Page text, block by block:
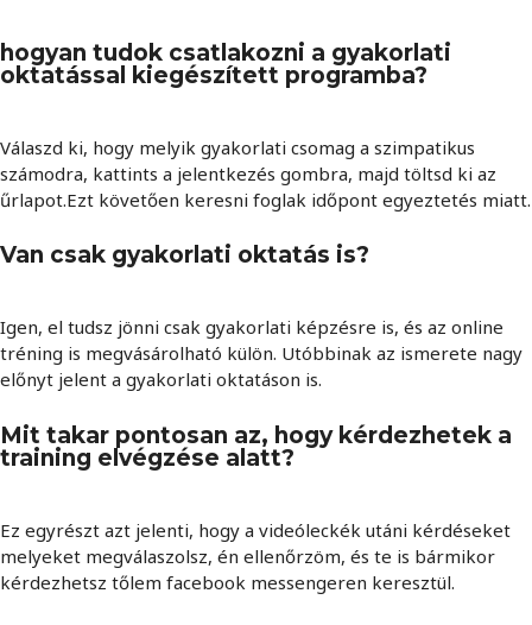
hogyan tudok csatlakozni a gyakorlati
oktatással kiegészített programba?
Válaszd ki, hogy melyik gyakorlati csomag a szimpatikus
számodra, kattints a jelentkezés gombra, majd töltsd ki az
űrlapot.Ezt követően keresni foglak időpont egyeztetés miatt.
Van csak gyakorlati oktatás is?
Igen, el tudsz jönni csak gyakorlati képzésre is, és az online
tréning is megvásárolható külön. Utóbbinak az ismerete nagy
előnyt jelent a gyakorlati oktatáson is.
Mit takar pontosan az, hogy kérdezhetek a
training elvégzése alatt?
Ez egyrészt azt jelenti, hogy a videóleckék utáni kérdéseket
melyeket megválaszolsz, én ellenőrzöm, és te is bármikor
kérdezhetsz tőlem facebook messengeren keresztül.